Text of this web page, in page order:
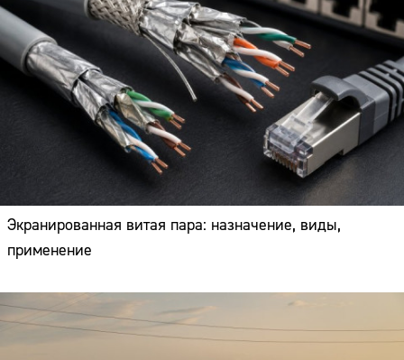
Экранированная витая пара: назначение, виды,
применение